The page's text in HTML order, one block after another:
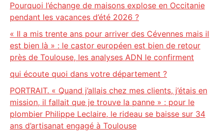
Pourquoi l’échange de maisons explose en Occitanie
pendant les vacances d’été 2026 ?
« Il a mis trente ans pour arriver des Cévennes mais il
est bien là » : le castor européen est bien de retour
près de Toulouse, les analyses ADN le confirment
qui écoute quoi dans votre département ?
PORTRAIT. « Quand j’allais chez mes clients, j’étais en
mission, il fallait que je trouve la panne » : pour le
plombier Philippe Leclaire, le rideau se baisse sur 34
ans d’artisanat engagé à Toulouse